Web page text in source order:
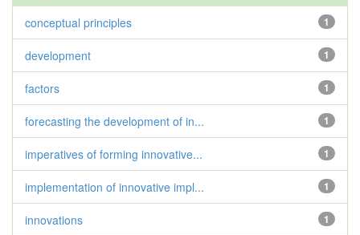
1
conceptual principles
1
development
1
factors
1
forecasting the development of in...
1
imperatives of forming innovative...
1
implementation of innovative impl...
1
innovations